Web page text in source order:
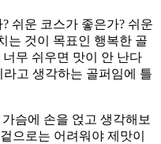
쉬운 코스가 좋은가? 쉬운
는 것이 목표인 행복한 골
무 쉬우면 맛이 안 난다
라고 생각하는 골퍼임에 틀
슴에 손을 얹고 생각해보
으로는 어려워야 제맛이